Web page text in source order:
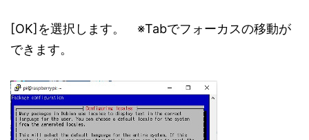
[OK]を選択します。 ※Tabでフォーカスの移動が
できます。